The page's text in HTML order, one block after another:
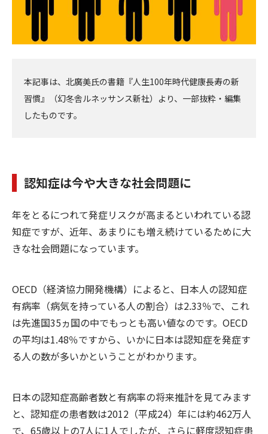
本記事は、北廣美氏の書籍『人生100年時代健康長寿の新
習慣』（幻冬舎ルネッサンス新社）より、一部抜粋・編集
したものです。
認知症は今や大きな社会問題に
年をとるにつれて発症リスクが高まるといわれている認
知症ですが、近年、あまりにも増え続けているために大
きな社会問題になっています。
OECD（経済協力開発機構）によると、日本人の認知症
有病率（病気を持っている人の割合）は2.33％で、これ
は先進国35ヵ国の中でもっとも高い値なのです。OECD
の平均は1.48％ですから、いかに日本は認知症を発症す
る人の数が多いかということがわかります。
日本の認知症高齢者数と有病率の将来推計を見てみます
と、認知症の患者数は2012（平成24）年には約462万人
で、65歳以上の7人に1人でしたが、さらに軽度認知症患